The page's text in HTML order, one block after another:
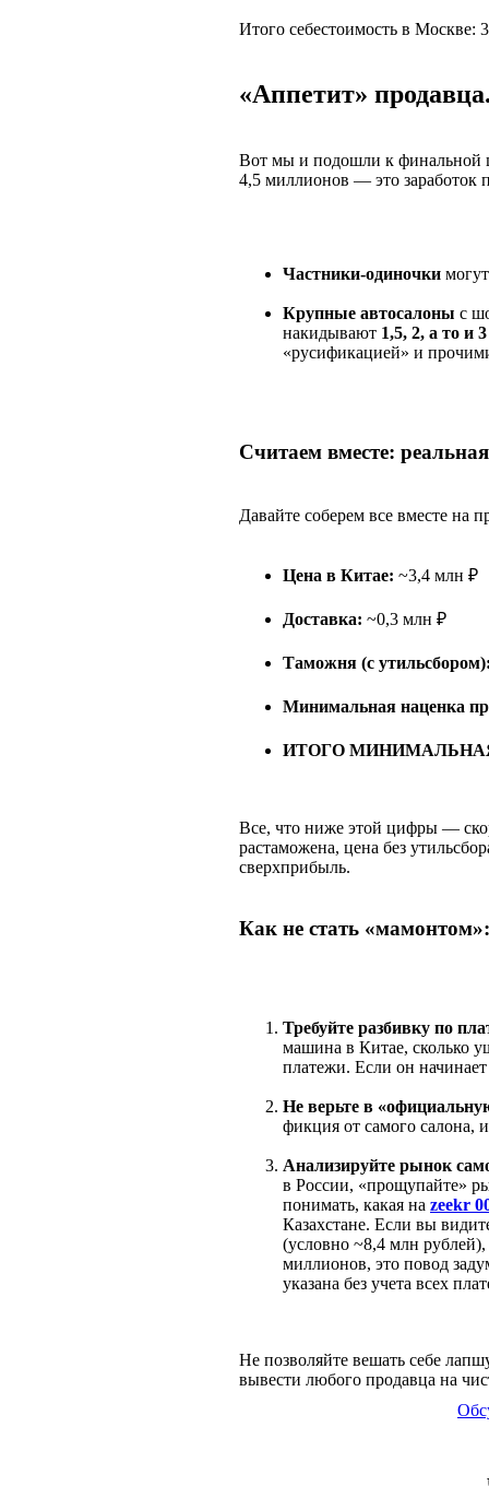
Итого себестоимость в
«Аппетит»
Вот мы и подошли к финальной
4,5 миллионов — это заработок
Частники-одиночки
Крупные автосалоны с
накидывают 1,5, 2, а то и
«русификацией» и
Считаем вместе:
Давайте соберем все вместе на
Цена в Китае: ~3,4 млн ₽
Доставка: ~0,3 млн ₽
Таможня (с
Минимальная наценка
ИТОГО МИНИМАЛЬНАЯ
Все, что ниже этой цифры —
растаможена, цена без
сверхприбыль.
Как не стать
Требуйте разбивку по
машина в Китае, сколько
платежи. Если он
Не верьте в
фикция от самого салона,
Анализируйте рынок
в России, «прощупайте»
понимать, какая на zeekr
Казахстане. Если вы
(условно ~8,4 млн
миллионов, это повод
указана без учета всех
Не позволяйте вешать себе
вывести любого продавца на